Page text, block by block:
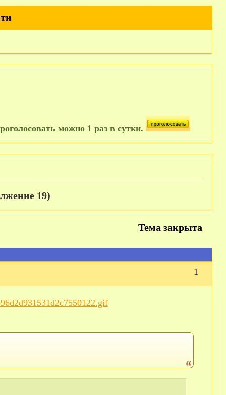
можно 1 раз в сутки.
19)
Тема закрыта
1